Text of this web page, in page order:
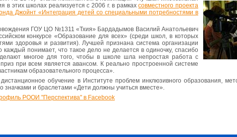
в этих школах реализуется с 2006 г. в рамкахсовместного проекта
Джойнт «Интеграция детей со специальными потребностями в
ГОУ ЦО №1311 «Тхия» Бардадымов Василий Анатольевич
конкурсе «Образование для всех» (среди школ, в которых
здоровья и развития). Лучшей признана система организации
каждый понимает, что такое дело не делается в одиночку, спасибо
многое для того, чтобы в школе шла непростая работа с
при всем является авансом. К реально простроенной системе
образовательного процесса».
обучение в Институте проблем инклюзивного образования,
и браслетами «Дети должны учиться вместе».
РООИ "Перспектива" в Facebook